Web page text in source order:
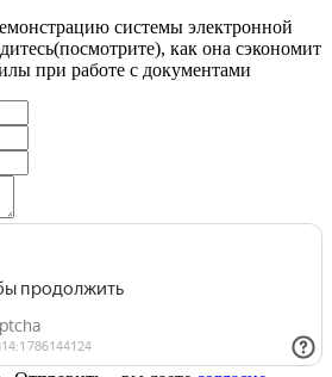
системы электронной
как она сэкономит
при работе с документами